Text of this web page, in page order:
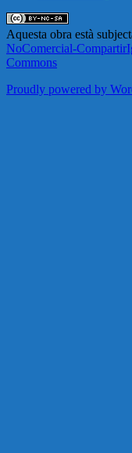
Aquesta obra està
NoComercial-
Commons
Proudly powered by